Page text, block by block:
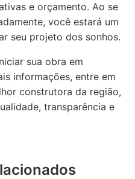
e orçamento. Ao se
você estará um
seu projeto dos sonhos.
sua obra em
informações, entre em
construtora da região,
transparência e